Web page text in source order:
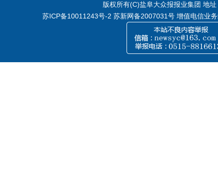
版权所有(C)盐阜大众报报业集团 地
苏ICP备10011243号-2 苏新网备2007031号 增值电信业